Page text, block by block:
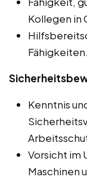
Kollegen in
Fähigkeiten.
Kenntnis
Vorsicht im
Maschinen